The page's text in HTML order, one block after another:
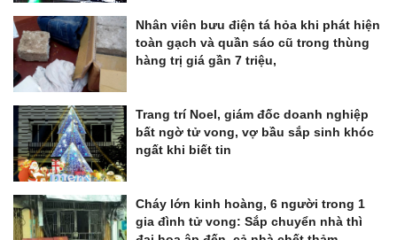
Nhân viên bưu điện tá hỏa khi phát hiện
toàn gạch và quần sáo cũ trong thùng
hàng trị giá gần 7 triệu,
Trang trí Noel, giám đốc doanh nghiệp
bất ngờ tử vong, vợ bầu sắp sinh khóc
ngất khi biết tin
Cháy lớn kinh hoàng, 6 người trong 1
gia đình tử vong: Sắp chuyển nhà thì